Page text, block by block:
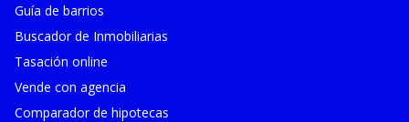
Guía de barrios
Buscador de Inmobiliarias
Tasación online
Vende con agencia
Comparador de hipotecas